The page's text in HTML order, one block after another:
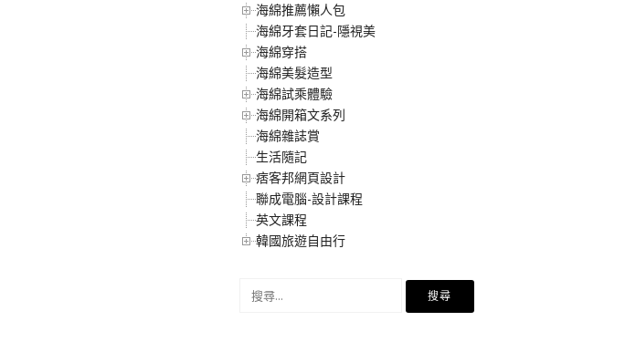
海綿推薦懶人包
海綿牙套日記-隱視美
海綿穿搭
海綿美髮造型
海綿試乘體驗
海綿開箱文系列
海綿雜誌賞
生活隨記
痞客邦網頁設計
聯成電腦-設計課程
英文課程
韓國旅遊自由行